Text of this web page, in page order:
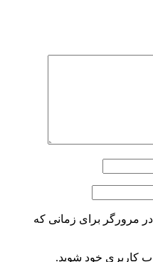
مرورگر برای زمانی که
کاربری خود شوید.